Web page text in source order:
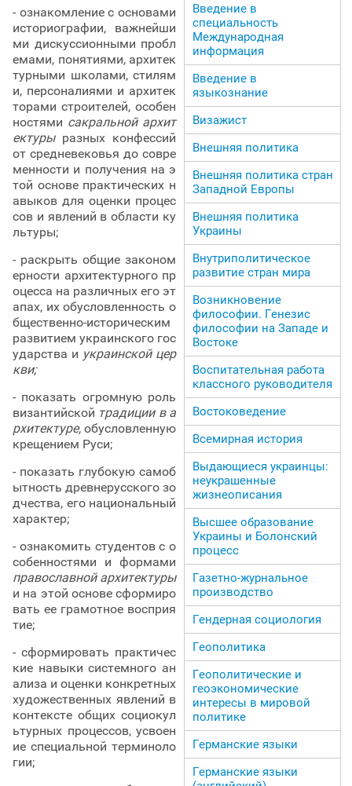
- ознакомление с основами
историографии, важнейши
ми дискуссионными пробл
емами, понятиями, архитек
турными школами, стилям
и, персоналиями и архитек
торами строителей, особен
ностями сакральной архит
ектурыразных конфессий
от средневековья до совре
менности и получения на э
той основе практических н
авыков для оценки процес
сов и явлений в области ку
льтуры;
- раскрыть общие законом
ерности архитектурного пр
оцесса на различных его эт
апах, их обусловленность о
бщественно-историческим
развитием украинского гос
ударства и украинской цер
кви;
- показать огромную роль
византийской традиции в а
рхитектуре, обусловленную
крещением Руси;
- показать глубокую самоб
ытность древнерусского зо
дчества, его национальный
характер;
- ознакомить студентов с о
собенностями и формами
православной архитектуры
и на этой основе сформиро
вать ее грамотное восприя
тие;
- сформировать практичес
кие навыки системного ан
ализа и оценки конкретных
художественных явлений в
контексте общих социокул
ьтурных процессов, усвоен
ие специальной терминоло
гии;
Введение в
специальность
Международная
информация
Введение в
языкознание
Визажист
Внешняя политика
Внешняя политика стран
Западной Европы
Внешняя политика
Украины
Внутриполитическое
развитие стран мира
Возникновение
философии. Генезис
философии на Западе и
Востоке
Воспитательная работа
классного руководителя
Востоковедение
Всемирная история
Выдающиеся украинцы:
неукрашенные
жизнеописания
Высшее образование
Украины и Болонский
процесс
Газетно-журнальное
производство
Гендерная социология
Геополитика
Геополитические и
геоэкономические
интересы в мировой
политике
Германские языки
Германские языки